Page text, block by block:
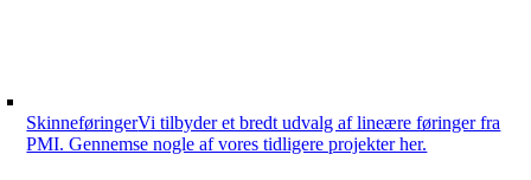
SkinneføringerVi tilbyder et bredt udvalg af lineære føringer fra
PMI. Gennemse nogle af vores tidligere projekter her.